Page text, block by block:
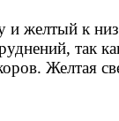
и желтый к
так
Желтая